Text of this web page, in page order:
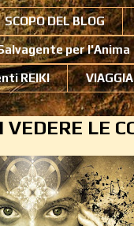
SCOPO DEL BLOG
per l'Anima
REIKI
VEDERE LE